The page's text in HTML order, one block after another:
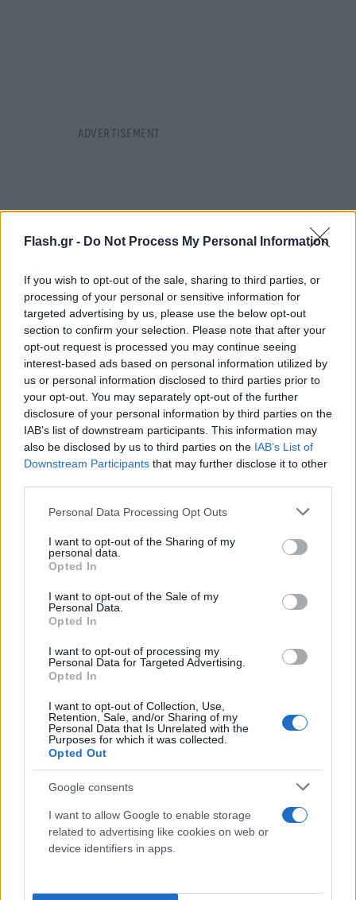
Flash.gr - Do Not Process My Personal Information
If you wish to opt-out of the sale, sharing to third parties, or
processing of your personal or sensitive information for
targeted advertising by us, please use the below opt-out
section to confirm your selection. Please note that after your
opt-out request is processed you may continue seeing
interest-based ads based on personal information utilized by
us or personal information disclosed to third parties prior to
your opt-out. You may separately opt-out of the further
disclosure of your personal information by third parties on the
IAB’s list of downstream participants. This information may
also be disclosed by us to third parties on the IAB’s List of
Downstream Participants that may further disclose it to other
Please note that this website/app uses one or more Google
not limited to your visit or usage behaviour. You may click to
grant or deny consent to Google and its third-party tags to
use your data for below specified purposes in below Google
consent section.
Personal Data Processing Opt Outs
I want to opt-out of the Sharing of my
personal data.
Opted In
I want to opt-out of the Sale of my
Personal Data.
Opted In
I want to opt-out of processing my
Personal Data for Targeted Advertising.
Opted In
I want to opt-out of Collection, Use,
Retention, Sale, and/or Sharing of my
Personal Data that Is Unrelated with the
Purposes for which it was collected.
Opted Out
Google consents
I want to allow Google to enable storage
related to advertising like cookies on web or
device identifiers in apps.
Από την πλευρά τους συνεταιριστές της εκτιμούν
ότι πρόκειται για «πρόσκαιρο γεγονός που
παρατηρείται κάθε χρόνο τους μήνες Οκτώβριο –
αρχές Νοεμβρίου, λόγω της προσφοράς μόνο
εισαγόμενων πορτοκαλιών και της εγχώριας,
όψιμης, ποικιλίας Βαλέντσια, η οποία ολοκλήρωσε
την εμπορική της πορεία για φέτος με την
εμφάνιση της ναβαλίνας».
Η Ελλάδα εισάγει 9.143 τόνοι ετησίως από:
Βραζιλία
Ολλανδία
Βέλγιο
Ιταλία